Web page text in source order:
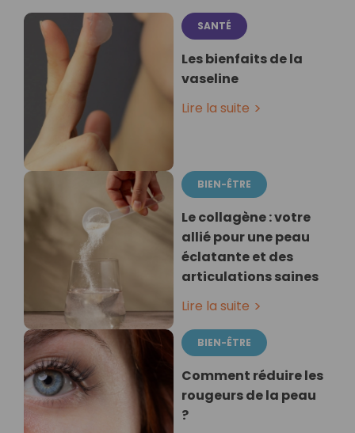
SANTÉ
Les bienfaits de la
vaseline
Lire la suite
BIEN-ÊTRE
Le collagène : votre
allié pour une peau
éclatante et des
articulations saines
Lire la suite
BIEN-ÊTRE
Comment réduire les
rougeurs de la peau
?